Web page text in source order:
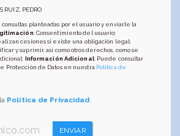
RUIZ, PEDRO
consultas planteadas por el usuario y enviarle la
: Consentimiento del usuario;
cesiones si existe una obligación legal;
y suprimir, así como otros derechos, como se
Información Adicional: Puede consultar
Protección de Datos en nuestra Política de
Política de Privacidad.
ENVIAR